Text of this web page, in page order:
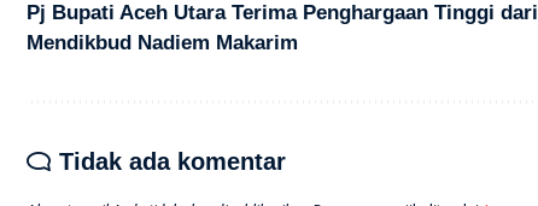
Pj Bupati Aceh Utara Terima Penghargaan Tinggi dari
Mendikbud Nadiem Makarim
Tidak ada komentar